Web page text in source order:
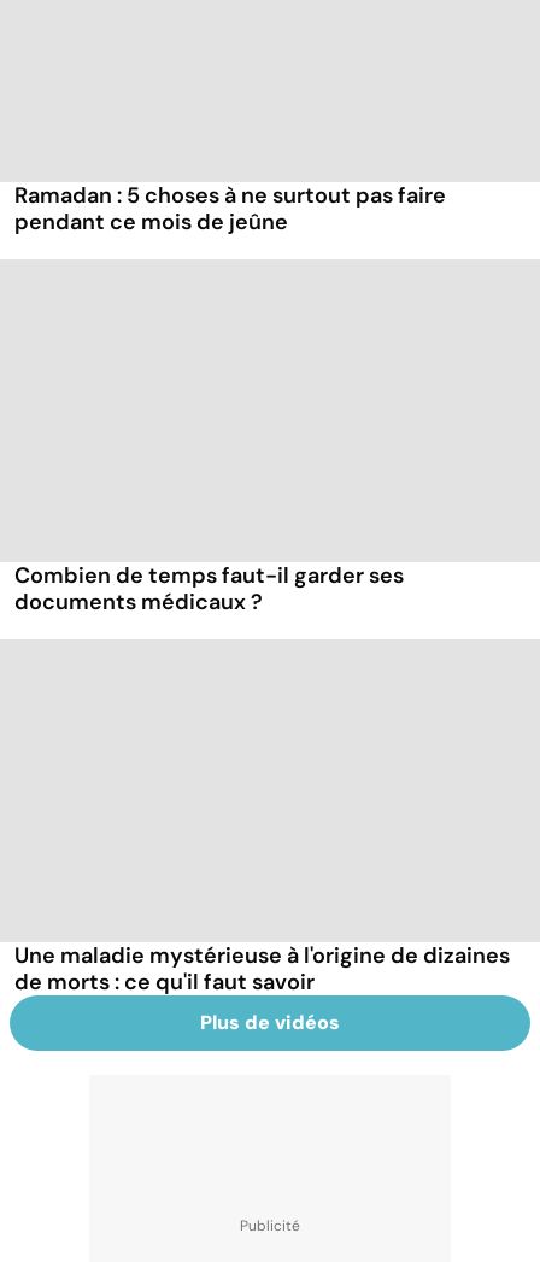
Ramadan : 5 choses à ne surtout pas faire
pendant ce mois de jeûne
Combien de temps faut-il garder ses
documents médicaux ?
Une maladie mystérieuse à l'origine de dizaines
de morts : ce qu'il faut savoir
Plus de vidéos